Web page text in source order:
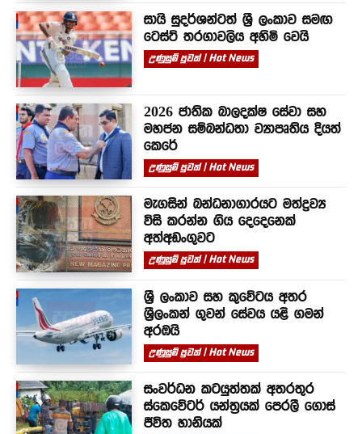
සායි සුදර්ශන්ටත් ශ්‍රී ලංකාව සමඟ
ටෙස්ට් තරගාවලිය අහිමි වෙයි
උණුසුම් පුවත් | Hot News
2026 ජාතික බාලදක්ෂ සේවා සහ
මහජන සම්බන්ධතා ව්‍යාපෘතිය දියත්
කෙරේ
උණුසුම් පුවත් | Hot News
මැගසින් බන්ධනාගාරයට මත්ද්‍රව්‍ය
විසි කරන්න ගිය දෙදෙනෙක්
අත්අඩංගුවට
උණුසුම් පුවත් | Hot News
ශ්‍රී ලංකාව සහ කුවේටය අතර
ශ්‍රීලංකන් ගුවන් සේවය යළි ගමන්
අරඹයි
උණුසුම් පුවත් | Hot News
සංවර්ධන කටයුත්තක් අතරතුර
ස්කෙවේටර් යන්ත්‍රයක් පෙරලී ගොස්
ජීවිත හානියක්